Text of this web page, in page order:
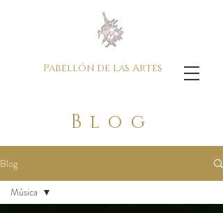
Pabellón de las Artes
Blog
Blog
Música